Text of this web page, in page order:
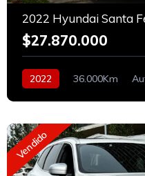
2022 Hyundai Santa
$27.870.000
2022 36.000Km
Vendido